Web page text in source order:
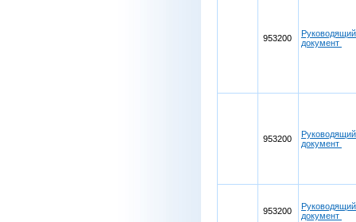
953200
Руководящий
документ
953200
Руководящий
документ
953200
Руководящий
документ